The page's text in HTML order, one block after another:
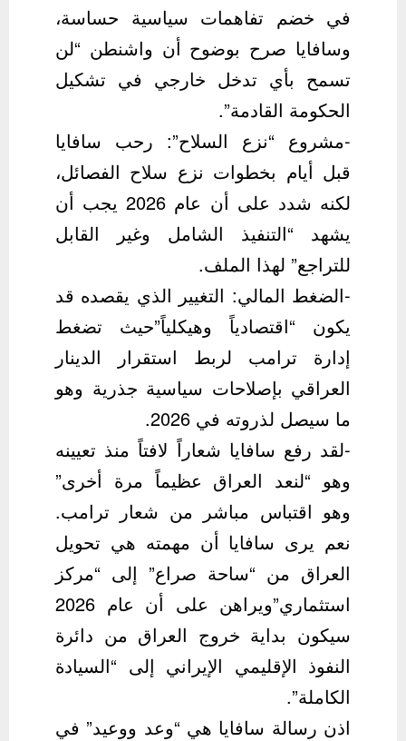
في خضم تفاهمات سياسية حساسة،
وسافايا صرح بوضوح أن واشنطن “لن
تسمح بأي تدخل خارجي في تشكيل
الحكومة القادمة”.
-مشروع “نزع السلاح”: رحب سافايا
قبل أيام بخطوات نزع سلاح الفصائل،
لكنه شدد على أن عام 2026 يجب أن
يشهد “التنفيذ الشامل وغير القابل
للتراجع” لهذا الملف.
-الضغط المالي: التغيير الذي يقصده قد
يكون “اقتصادياً وهيكلياً”حيث تضغط
إدارة ترامب لربط استقرار الدينار
العراقي بإصلاحات سياسية جذرية وهو
ما سيصل لذروته في 2026.
-لقد رفع سافايا شعاراً لافتاً منذ تعيينه
وهو “لنعد العراق عظيماً مرة أخرى”
وهو اقتباس مباشر من شعار ترامب.
نعم يرى سافايا أن مهمته هي تحويل
العراق من “ساحة صراع” إلى “مركز
استثماري”ويراهن على أن عام 2026
سيكون بداية خروج العراق من دائرة
النفوذ الإقليمي الإيراني إلى “السيادة
الكاملة”.
اذن رسالة سافايا هي “وعد ووعيد” في